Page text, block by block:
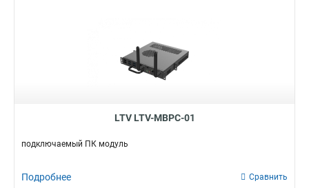
LTV LTV-MBPC-01
подключаемый ПК модуль
Подробнее Сравнить